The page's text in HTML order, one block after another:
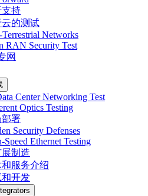
持
的测试
Networks
RAN Security Test
网
Center Networking Test
Optics Testing
署
Security Defenses
Speed Ethernet Testing
制造
服务介绍
开发